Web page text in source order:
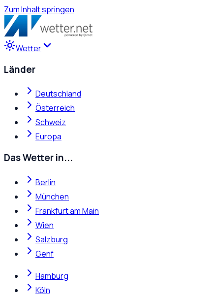
Zum Inhalt springen
Wetter
Länder
Deutschland
Österreich
Schweiz
Europa
Das Wetter in...
Berlin
München
Frankfurt am Main
Wien
Salzburg
Genf
Hamburg
Köln